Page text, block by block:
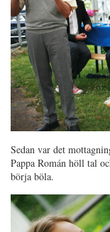
Sedan var det
Pappa Román höll tal
börja böla.